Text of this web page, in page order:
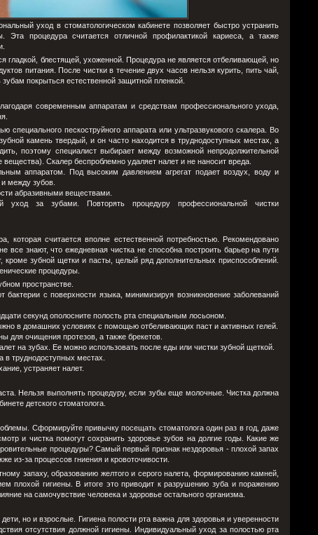
уход в стоматологическом кабинете позволяет быстро устранить
процедура считается отличной профилактикой кариеса, а также
гладкой, блестящей, ухоженной. Процедура не является отбеливающей, но
питания. После чистки в течение двух часов нельзя курить, пить чай,
покрыться естественной защитной пленкой.
современным аппаратам и средствам профессионального ухода,
пескоструйного аппарата или ультразвукового скалера. Во
камень твердый, и он часто находится в труднодоступных местах, а
поэтому специалист выбирает между возможной непродолжительной
Скалер беспроблемно удаляет налет и не наносит вреда.
аппаратом. Под высоким давлением агрегат подает воздух, воду и
между зубов.
абразивными веществами.
уход за зубами. Повторять процедуру профессиональной чистки
которая считается вполне естественной потребностью. Рекомендовано
знают, что ежедневная чистка не способна построить барьер на пути
кроме зубной щетки и пасты, целый ряд дополнительных приспособлений.
процедуры.
пространстве.
с поверхности языка, минимизируя возникновение заболеваний
секунд ополосните полость рта специальным лосьоном.
в домашних условиях с помощью отбеливающих паст и активных гелей.
для очищения протезов, а также брекетов.
на зубах. Ее можно использовать после еды или чистки зубной щеткой.
труднодоступных местах.
устраняет налет.
Нельзя выполнять процедуру, если зубы еще молочные. Чистка должна
детского стоматолога.
Сформируйте привычку посещать стоматолога один раз в год, даже
и чистка помогут сохранить здоровье зубов на долгие годы. Какие же
процедуры? Самый первый признак нездоровья - плохой запах
из-за процессов гниения и кровоточивости.
запаху, образованию желтого и серого налета, формированию камней,
плохой гигиены. В итоге это приводит к разрушению зуба и поражению
на самочувствие человека и здоровье остального организма.
но и взрослые. Гигиена полости рта важна для здоровья и уверенности
отсутствия должной гигиены. Индивидуальный уход за полостью рта